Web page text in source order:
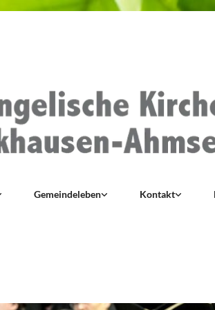
Gemeindeleben Kontakt